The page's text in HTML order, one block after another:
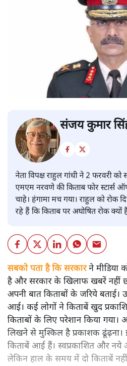
संजय कुमार
नेता विपक्ष राहुल गांधी ने 2 फरवरी
एमएम नरवणे की किताब फोर स्टार्स
चाहे। हंगामा मच गया। राहुल को रोक
रहे हैं कि किताब पर अघोषित रोक क्यों
सबको पता है कि सरकारने मीडिया
है और सरकार के खिलाफ खबरें नहीं
अपनी बात किताबों के जरिये बताई।
आई। कई लोगों ने किताबें खुद
किताबों के लिए परेशान किया
लिखने से मुश्किल है प्रकाशक
किताबें आई हैं। स्वप्रकाशित और नये
लेकिन हाल के समय में दो किताबें